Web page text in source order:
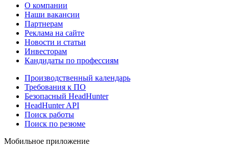
О компании
Наши вакансии
Партнерам
Реклама на сайте
Новости и статьи
Инвесторам
Кандидаты по профессиям
Производственный календарь
Требования к ПО
Безопасный HeadHunter
HeadHunter API
Поиск работы
Поиск по резюме
Мобильное приложение